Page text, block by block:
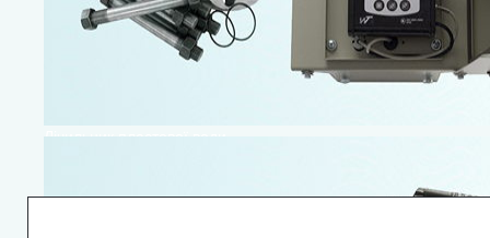
Лічильник пластової води